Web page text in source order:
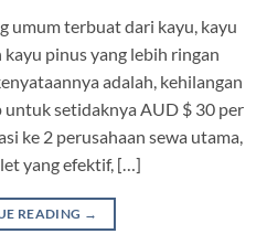
umum terbuat dari kayu, kayu
pinus yang lebih ringan
adalah, kehilangan
untuk setidaknya AUD $ 30 per
ke 2 perusahaan sewa utama,
yang efektif, […]
READING →